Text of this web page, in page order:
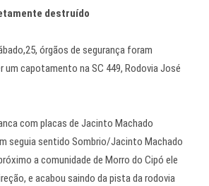
destruído
órgãos de segurança foram
um capotamento na SC 449, Rodovia José
com placas de Jacinto Machado
seguia sentido Sombrio/Jacinto Machado
a comunidade de Morro do Cipó ele
e acabou saindo da pista da rodovia